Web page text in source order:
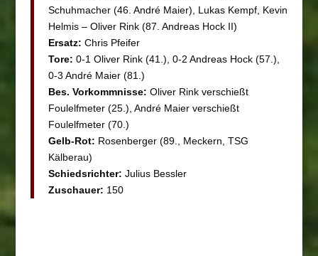
Schuhmacher (46. André Maier), Lukas Kempf, Kevin
Helmis – Oliver Rink (87. Andreas Hock II)
Ersatz: Chris Pfeifer
Tore: 0-1 Oliver Rink (41.), 0-2 Andreas Hock (57.),
0-3 André Maier (81.)
Bes. Vorkommnisse: Oliver Rink verschießt
Foulelfmeter (25.), André Maier verschießt
Foulelfmeter (70.)
Gelb-Rot: Rosenberger (89., Meckern, TSG
Kälberau)
Schiedsrichter: Julius Bessler
Zuschauer: 150